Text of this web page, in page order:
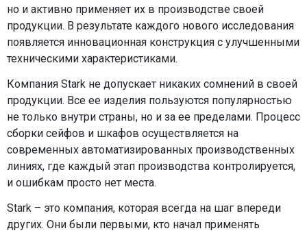
но и активно применяет их в производстве своей
продукции. В результате каждого нового исследования
появляется инновационная конструкция с улучшенными
техническими характеристиками.
Компания Stark не допускает никаких сомнений в своей
продукции. Все ее изделия пользуются популярностью
не только внутри страны, но и за ее пределами. Процесс
сборки сейфов и шкафов осуществляется на
современных автоматизированных производственных
линиях, где каждый этап производства контролируется,
и ошибкам просто нет места.
Stark – это компания, которая всегда на шаг впереди
других. Они были первыми, кто начал применять